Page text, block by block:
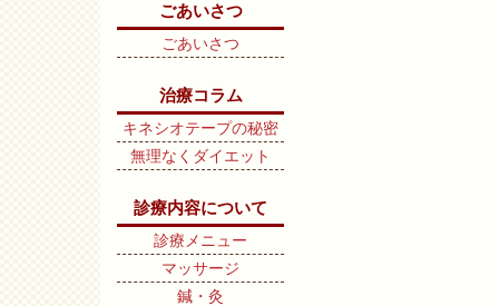
ごあいさつ
ごあいさつ
治療コラム
キネシオテープの秘密
無理なくダイエット
診療内容について
診療メニュー
マッサージ
鍼・灸